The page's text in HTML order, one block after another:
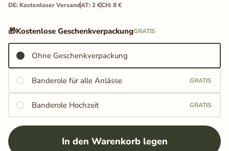
DE: Kostenloser VersandAT: 2 €CH: 8 €
Kostenlose Geschenkverpackung
🎁Kostenlose GeschenkverpackungGRATIS
Ohne Geschenkverpackung
Banderole für alle Anlässe GRATIS
Banderole Hochzeit GRATIS
Ohne Geschenkverpackung
In den Warenkorb legen